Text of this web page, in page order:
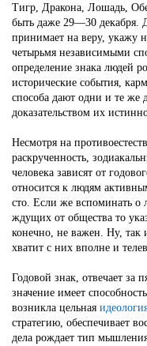
Тигр, Дракона, Лошадь,
быть даже 29—30 декабря.
принимает на веру, укажу
четырьмя независимыми
определение знака людей
исторические события,
способа дают одни и те же
доказательством их
Несмотря на
раскрученность,
человека зависят от
относится к людям
сто. Если же вспоминать о
ждущих от общества то
конечно, не важен. Ну,
хватит с них вполне и
Годовой знак, отвечает за
значение имеет
возникла цельная
стратегию, обеспечивает
дела рождает тип